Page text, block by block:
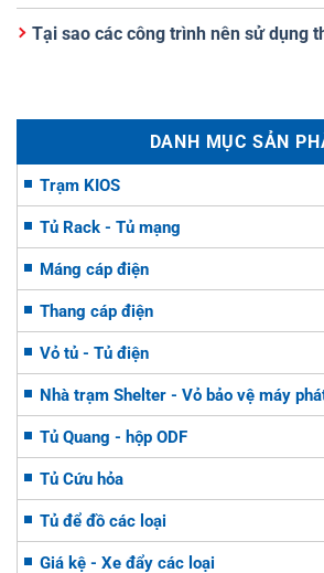
DANH MỤC SẢN
Trạm KIOS
Tủ Rack - Tủ mạng
Máng cáp điện
Thang cáp điện
Vỏ tủ - Tủ điện
Nhà trạm Shelter - Vỏ bảo vệ máy
Tủ Quang - hộp ODF
Tủ Cứu hỏa
Tủ để đồ các loại
Giá kệ - Xe đẩy các loại
Tại sao các công trình nên sử dụng